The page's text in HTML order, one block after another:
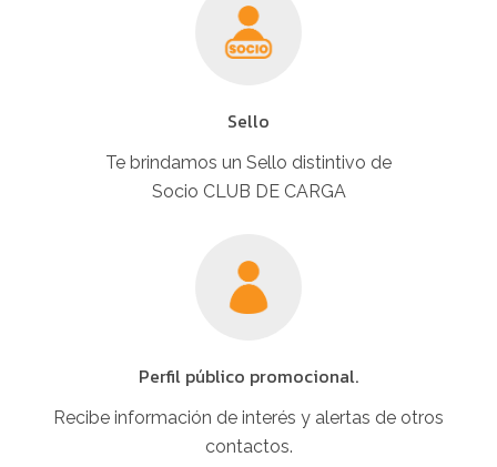
Sello
Te brindamos un Sello distintivo de
Socio CLUB DE CARGA
Perfil público promocional.
Recibe información de interés y alertas de otros
contactos.